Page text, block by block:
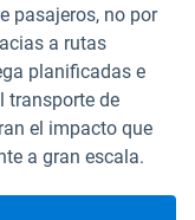
pasajeros, no por
a rutas
planificadas e
transporte de
el impacto que
a gran escala.